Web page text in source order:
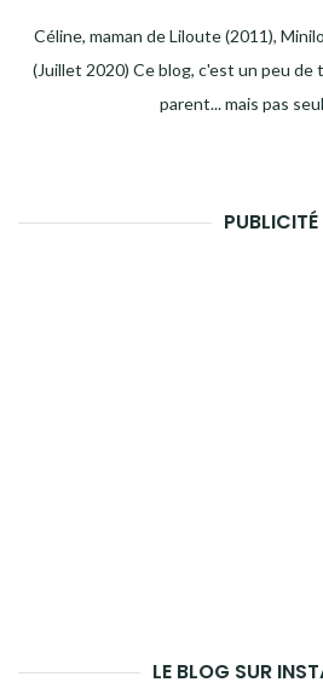
Céline, maman de Liloute (2011),
(Juillet 2020) Ce blog, c'est un peu de
parent... mais pas
PUBLICITÉ
LE BLOG SUR